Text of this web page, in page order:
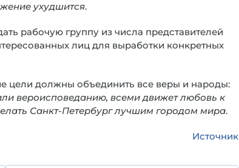
ухудшится.
рабочую группу из числа представителей
лиц для выработки конкретных
цели должны объединить все веры и народы:
вероисповеданию, всеми движет любовь к
Санкт-Петербург лучшим городом мира.
Источник